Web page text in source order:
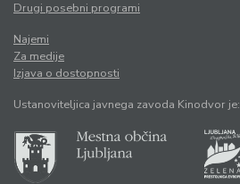
Drugi posebni programi
Najemi
Za medije
Izjava o dostopnosti
Ustanoviteljica javnega zavoda Kinodvor je: